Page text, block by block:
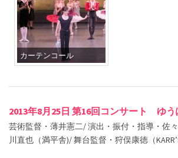
カーテンコール
2013年8月25日 第16回コンサート ゆ
芸術監督・薄井憲二/ 演出・振付・指導・佐
川直也（満平舎)/ 舞台監督・狩俣康徳（